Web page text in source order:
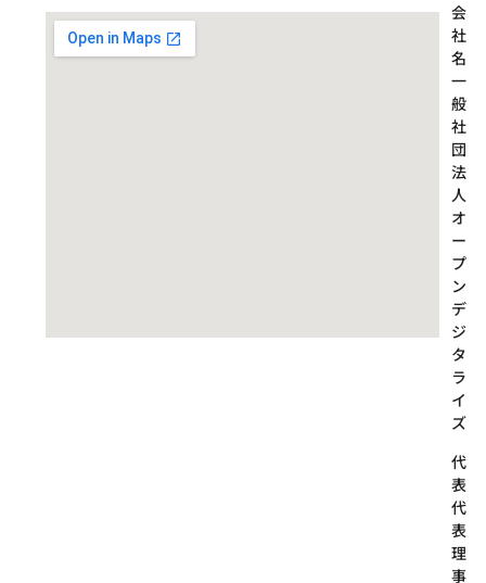
会
社
名
一
般
社
団
法
人
オ
ー
プ
ン
デ
ジ
タ
ラ
イ
ズ
代
代
表
理
事